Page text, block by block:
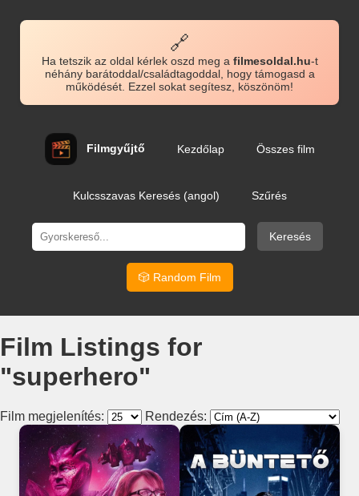
🔗
Ha tetszik az oldal kérlek oszd meg a filmesoldal.hu-t
néhány barátoddal/családtagoddal, hogy támogasd a
működését. Ezzel sokat segítesz, köszönöm!
Filmgyűjtő Kezdőlap Összes film
Kulcsszavas Keresés (angol) Szűrés
Keresés
🎲 Random Film
Film Listings for
"superhero"
Film megjelenítés: Rendezés: